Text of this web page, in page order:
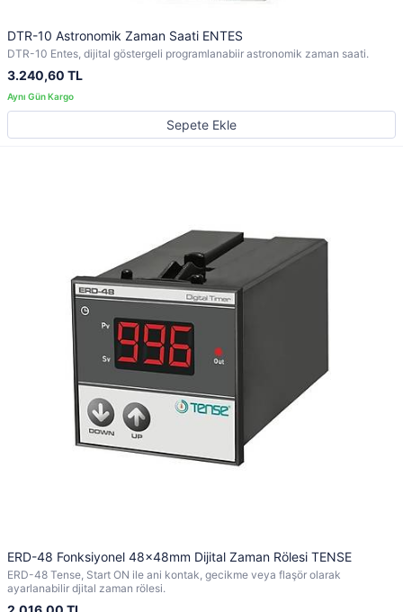
DTR-10 Astronomik Zaman Saati ENTES
DTR-10 Entes, dijital göstergeli programlanabiir astronomik zaman saati.
3.240,60 TL
Sepete Ekle
ERD-48 Fonksiyonel 48x48mm Dijital Zaman Rölesi TENSE
ERD-48 Tense, Start ON ile ani kontak, gecikme veya flaşör olarak
ayarlanabilir djital zaman rölesi.